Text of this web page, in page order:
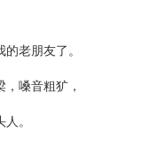
老朋友了。
嗓音粗犷，
。